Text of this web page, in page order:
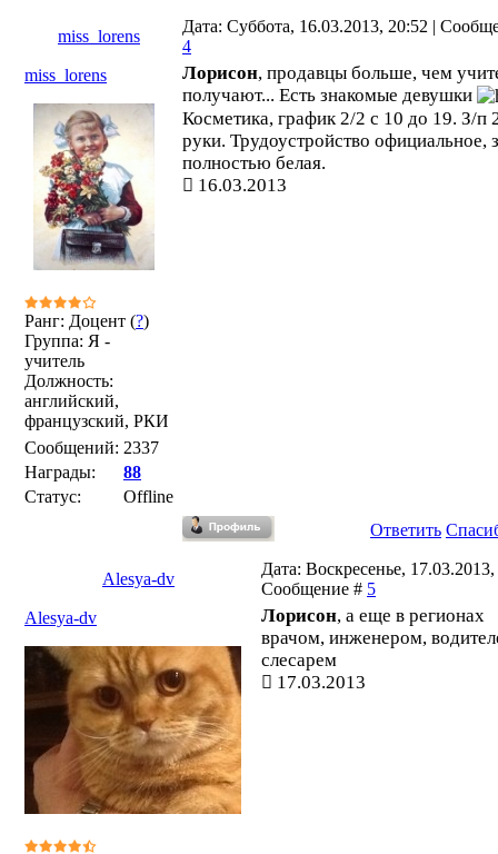
miss_lorens
Дата: Суббота, 16.03.2013, 20:52 |
4
miss_lorens
Ранг: Доцент (?)
Группа: Я -
учитель
Должность:
английский,
французский, РКИ
Сообщений: 2337
Награды:
88
Статус:
Offline
Лорисон, продавцы больше, чем
получают... Есть знакомые девушки
Косметика, график 2/2 с 10 до 19. З/п
руки. Трудоустройство официальное,
полностью белая.
16.03.2013
Ответить
Alesya-dv
Дата: Воскресенье,
Сообщение # 5
Alesya-dv
Лорисон, а еще в регионах
врачом, инженером,
слесарем
17.03.2013